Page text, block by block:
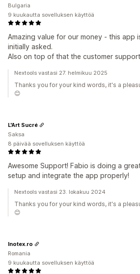
Amazing value for our money - this app
initially asked.
Also on top of that the customer
Bulgaria
9 kuukautta sovelluksen käyttöä
Nextools vastasi 27. helmikuu 2025
Thanks you for your kind words, it's a
😊
Awesome Support! Fabio is doing a
setup and integrate the app properly!
L'Art Sucré
Saksa
8 päivää sovelluksen käyttöä
Nextools vastasi 23. lokakuu 2024
Thanks you for your kind words, it's a
😊
Inotex.ro
Romania
9 kuukautta sovelluksen käyttöä